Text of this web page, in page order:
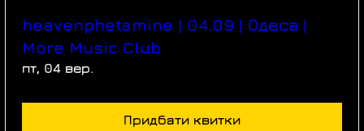
heavenphetamine | 04.09 | Одеса |
More Music Club
пт, 04 вер.
Придбати квитки